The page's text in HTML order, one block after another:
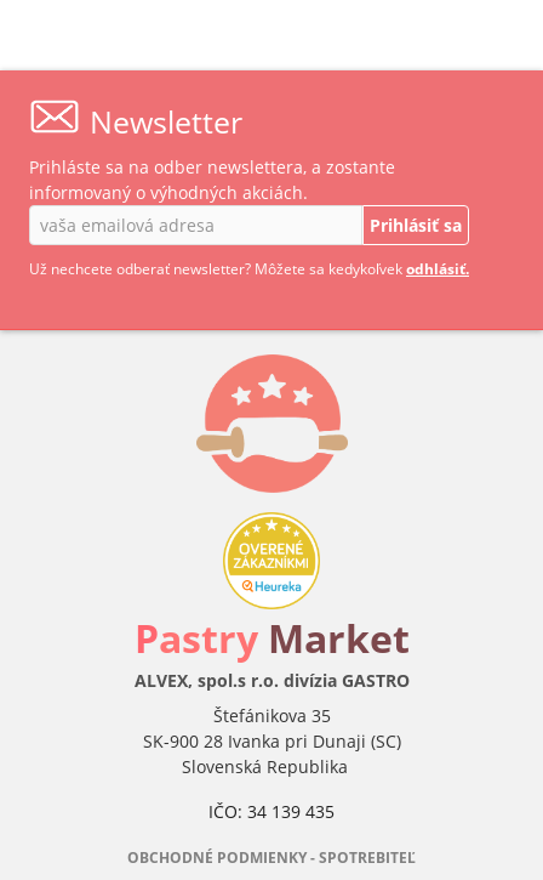
Newsletter
Prihláste sa na odber newslettera, a zostante
informovaný o výhodných akciách.
Prihlásiť sa
Už nechcete odberať newsletter? Môžete sa kedykoľvekodhlásiť.
Pastry Market
ALVEX, spol.s r.o. divízia GASTRO
Štefánikova 35
SK-900 28 Ivanka pri Dunaji (SC)
Slovenská Republika
IČO: 34 139 435
OBCHODNÉ PODMIENKY - SPOTREBITEĽ